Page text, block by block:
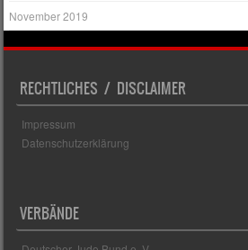
November 2019
RECHTLICHES / DISCLAIMER
Impressum
Datenschutzerklärung
VERBÄNDE